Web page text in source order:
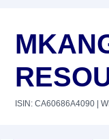
ISIN: CA60686A4090 |